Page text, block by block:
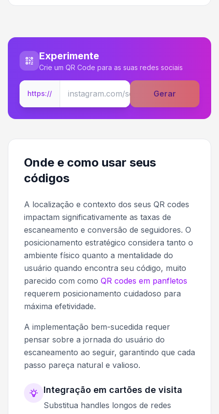
Experimente
Crie um QR Code para as suas redes sociais
https:// Gerar
Onde e como usar seus
códigos
A localização e contexto dos seus QR codes
impactam significativamente as taxas de
escaneamento e conversão de seguidores. O
posicionamento estratégico considera tanto o
ambiente físico quanto a mentalidade do
usuário quando encontra seu código, muito
parecido com como QR codes em panfletos
requerem posicionamento cuidadoso para
máxima efetividade.
A implementação bem-sucedida requer
pensar sobre a jornada do usuário do
escaneamento ao seguir, garantindo que cada
passo pareça natural e valioso.
Integração em cartões de visita
Substitua handles longos de redes